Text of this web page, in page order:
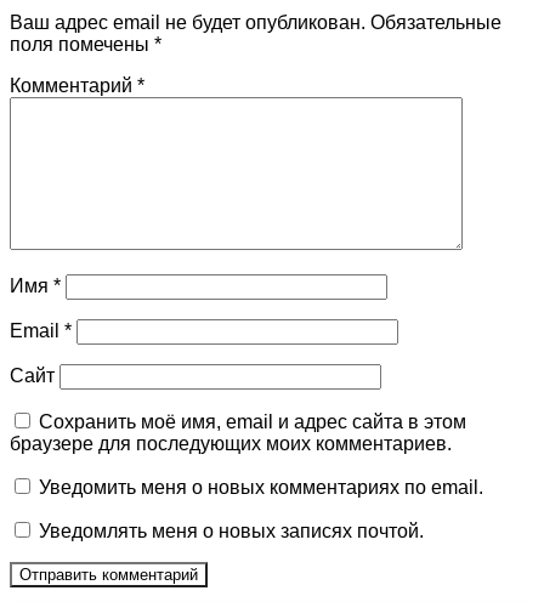
Ваш адрес email не будет опубликован. Обязательные
поля помечены *
Комментарий *
Имя *
Email *
Сайт
Сохранить моё имя, email и адрес сайта в этом
браузере для последующих моих комментариев.
Уведомить меня о новых комментариях по email.
Уведомлять меня о новых записях почтой.